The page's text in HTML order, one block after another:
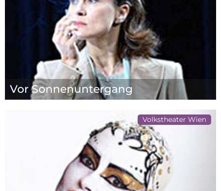
Vor Sonnenuntergang
Volkstheater Wien